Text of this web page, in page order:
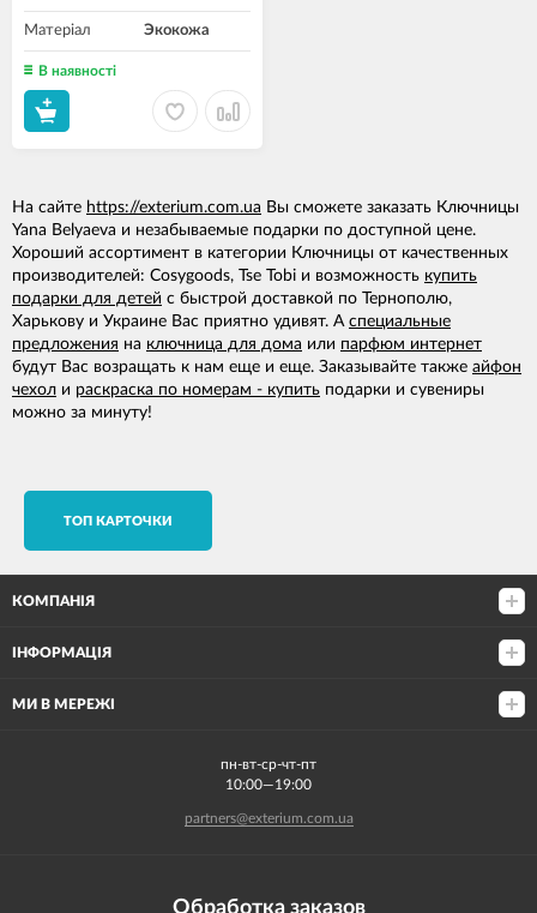
Матеріал Экокожа
В наявності
На сайте https://exterium.com.ua Вы сможете заказать Ключницы
Yana Belyaeva и незабываемые подарки по доступной цене.
Хороший ассортимент в категории Ключницы от качественных
производителей: Cosygoods, Tse Tobi и возможность купить
подарки для детей с быстрой доставкой по Тернополю,
Харькову и Украине Вас приятно удивят. А специальные
предложения на ключница для дома или парфюм интернет
будут Вас возращать к нам еще и еще. Заказывайте также айфон
чехол и раскраска по номерам - купить подарки и сувениры
можно за минуту!
TОП КАРТОЧКИ
КОМПАНІЯ
ІНФОРМАЦІЯ
МИ В МЕРЕЖІ
пн-вт-ср-чт-пт
10:00—19:00
partners@exterium.com.ua
Обработка заказов